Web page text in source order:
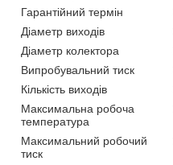
Гарантійний термін
Діаметр виходів
Діаметр колектора
Випробувальний тиск
Кількість виходів
Максимальна робоча
температура
Максимальний робочий
тиск